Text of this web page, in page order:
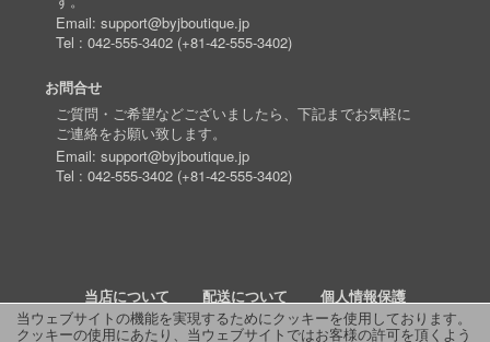
当ウェブサイトの機能を実現するためにクッキーを使用しております。
クッキーの使用にあたり、当ウェブサイトではお客様の許可を頂くよう
Email: support@byjboutique.jp
Tel : 042-555-3402(+81-42-555-3402)
お問合せ
ご質問・ご希望などございましたら、下記までお気軽に
ご連絡をお願い致します。
Email: support@byjboutique.jp
Tel : 042-555-3402(+81-42-555-3402)
当店について 配送について
個人情報保護
詳細検索
よくあるご質問 お問い合わせ RSS